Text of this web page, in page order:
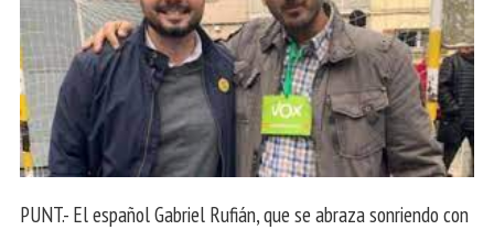
PUNT.- El español Gabriel Rufián, que se abraza sonriendo con